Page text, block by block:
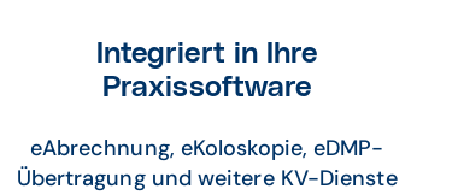
Integriert in Ihre
Praxissoftware
eAbrechnung, eKoloskopie, eDMP-
Übertragung und weitere KV-Dienste